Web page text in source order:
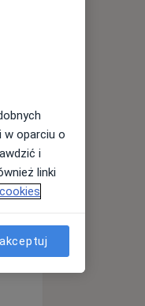
Pon,
w oparciu o
i
linki